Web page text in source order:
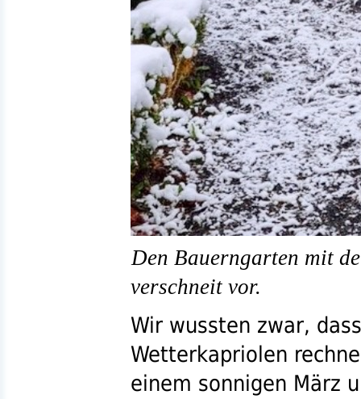
Den Bauerngarten mit
verschneit vor.
Wir wussten zwar,
Wetterkapriolen
einem sonnigen März